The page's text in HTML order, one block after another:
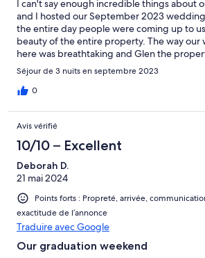
I can't say enough incredible things about
and I hosted our September 2023
the entire day people were coming up to
beauty of the entire property. The way our
here was breathtaking and Glen the
incredibly helpful with communication
was extremely clean and we loved hanging
days leading up to the wedding. I only hope
Séjour de 3 nuits en septembre 2023
0
Avis vérifié
10/10 – Excellent
Deborah D.
21 mai 2024
Points forts : Propreté, arrivée,
exactitude de l’annonce
Traduire avec Google
Our graduation weekend